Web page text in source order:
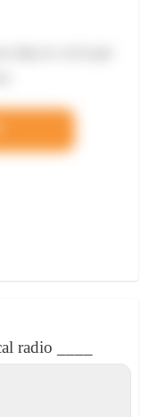
radio ____